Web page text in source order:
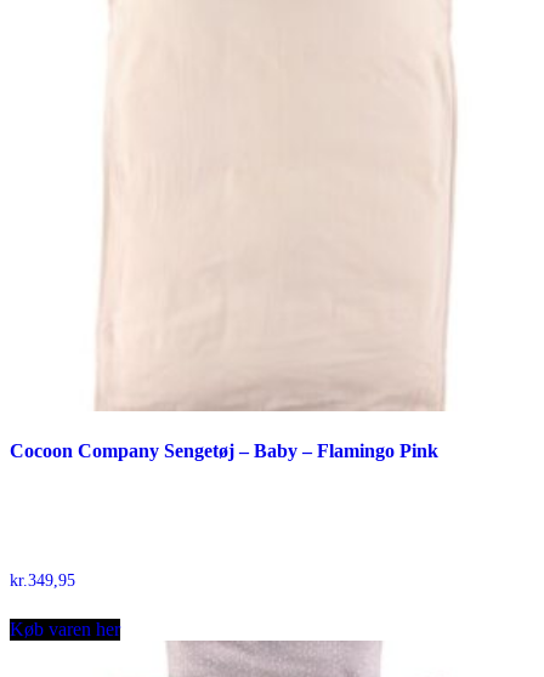
Cocoon Company Sengetøj – Baby – Flamingo Pink
kr.349,95
Køb varen her